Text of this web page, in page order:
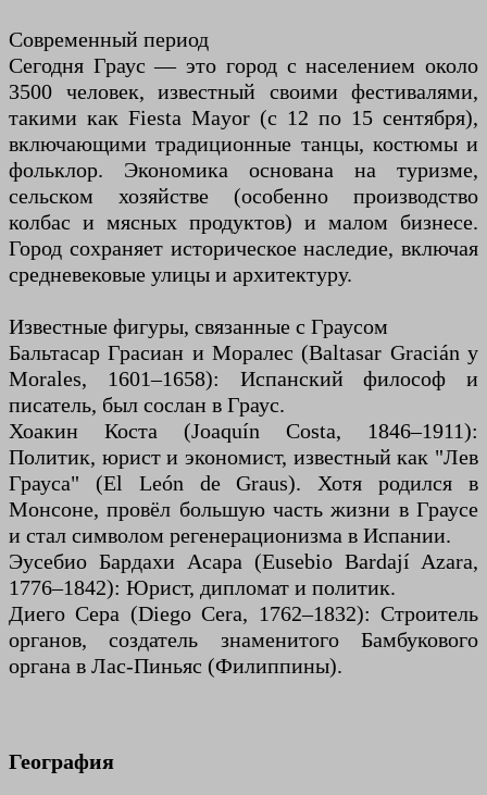
Современный период
Сегодня Граус — это город с населением около
3500 человек, известный своими фестивалями,
такими как Fiesta Mayor (с 12 по 15 сентября),
включающими традиционные танцы, костюмы и
фольклор. Экономика основана на туризме,
сельском хозяйстве (особенно производство
колбас и мясных продуктов) и малом бизнесе.
Город сохраняет историческое наследие, включая
средневековые улицы и архитектуру.
Известные фигуры, связанные с Граусом
Бальтасар Грасиан и Моралес (Baltasar Gracián y
Morales, 1601–1658): Испанский философ и
писатель, был сослан в Граус.
Хоакин Коста (Joaquín Costa, 1846–1911):
Политик, юрист и экономист, известный как "Лев
Грауса" (El León de Graus). Хотя родился в
Монсоне, провёл большую часть жизни в Граусе
и стал символом регенерационизма в Испании.
Эусебио Бардахи Асара (Eusebio Bardají Azara,
1776–1842): Юрист, дипломат и политик.
Диего Сера (Diego Cera, 1762–1832): Строитель
органов, создатель знаменитого Бамбукового
органа в Лас-Пиньяс (Филиппины).
География